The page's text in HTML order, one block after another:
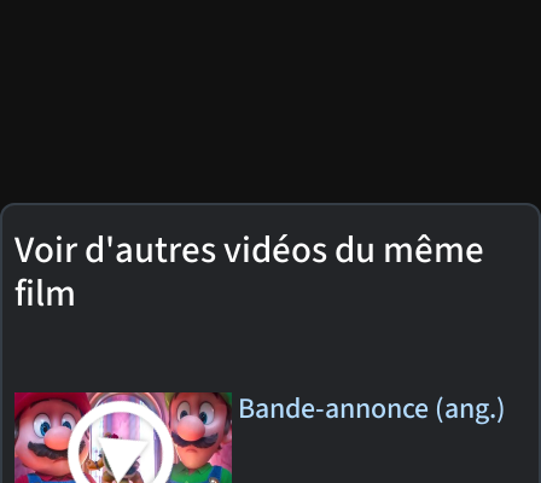
Voir d'autres vidéos du même
film
Bande-annonce (ang.)